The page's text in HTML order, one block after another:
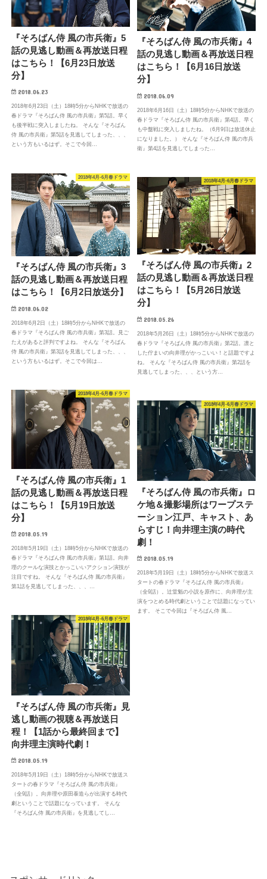
『そろばん侍 風の市兵衛』5
話の見逃し動画＆再放送日程
はこちら！【6月23日放送
分】
2018.06.23
2018年6月23日（土）18時5分からNHKで放送の
春ドラマ『そろばん侍 風の市兵衛』第5話。早く
も後半戦に突入しましたね。 そんな『そろばん
侍 風の市兵衛』第5話を見逃してしまった、、、
という方もいるはず。そこで今回…
『そろばん侍 風の市兵衛』4
話の見逃し動画＆再放送日程
はこちら！【6月16日放送
分】
2018.06.09
2018年6月16日（土）18時5分からNHKで放送の
春ドラマ『そろばん侍 風の市兵衛』第4話。早く
も中盤戦に突入しましたね。（6月9日は放送休止
になりました。） そんな『そろばん侍 風の市兵
衛』第4話を見逃してしまった…
2018年4月-6月春ドラマ
『そろばん侍 風の市兵衛』3
話の見逃し動画＆再放送日程
はこちら！【6月2日放送分】
2018.06.02
2018年6月2日（土）18時5分からNHKで放送の
春ドラマ『そろばん侍 風の市兵衛』第3話。見ご
たえがあると評判ですよね。 そんな『そろばん
侍 風の市兵衛』第3話を見逃してしまった、、、
という方もいるはず。そこで今回は…
2018年4月-6月春ドラマ
『そろばん侍 風の市兵衛』2
話の見逃し動画＆再放送日程
はこちら！【5月26日放送
分】
2018.05.26
2018年5月26日（土）18時5分からNHKで放送の
春ドラマ『そろばん侍 風の市兵衛』第2話。凛と
した佇まいの向井理がかっこいい！と話題ですよ
ね。 そんな『そろばん侍 風の市兵衛』第2話を
見逃してしまった、、、という方…
2018年4月-6月春ドラマ
『そろばん侍 風の市兵衛』1
話の見逃し動画＆再放送日程
はこちら！【5月19日放送
分】
2018.05.19
2018年5月19日（土）18時5分からNHKで放送の
春ドラマ『そろばん侍 風の市兵衛』第1話。向井
理のクールな演技とかっこいいアクション演技が
注目ですね。 そんな『そろばん侍 風の市兵衛』
第1話を見逃してしまった、、、…
2018年4月-6月春ドラマ
『そろばん侍 風の市兵衛』ロ
ケ地＆撮影場所はワープステ
ーション江戸、キャスト、あ
らすじ！向井理主演の時代
劇！
2018.05.19
2018年5月19日（土）18時5分からNHKで放送ス
タートの春ドラマ『そろばん侍 風の市兵衛』
（全9話）。辻堂魁の小説を原作に、向井理が主
演をつとめる時代劇ということで話題になってい
ます。 そこで今回は『そろばん侍 風…
2018年4月-6月春ドラマ
『そろばん侍 風の市兵衛』見
逃し動画の視聴＆再放送日
程！【1話から最終回まで】
向井理主演時代劇！
2018.05.19
2018年5月19日（土）18時5分からNHKで放送ス
タートの春ドラマ『そろばん侍 風の市兵衛』
（全9話）。向井理や原田泰造らが出演する時代
劇ということで話題になっています。 そんな
『そろばん侍 風の市兵衛』を見逃してし…